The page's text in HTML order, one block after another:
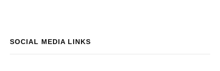
SOCIAL MEDIA LINKS